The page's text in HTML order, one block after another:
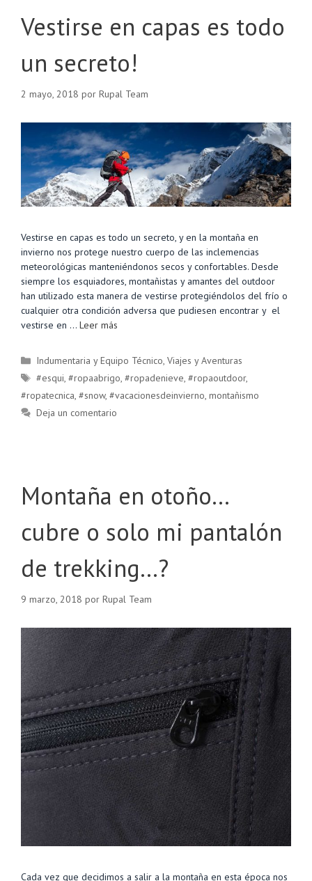
Vestirse en capas es todo
un secreto!
2 mayo, 2018 por Rupal Team
Vestirse en capas es todo un secreto, y en la montaña en
invierno nos protege nuestro cuerpo de las inclemencias
meteorológicas manteniéndonos secos y confortables. Desde
siempre los esquiadores, montañistas y amantes del outdoor
han utilizado esta manera de vestirse protegiéndolos del frío o
cualquier otra condición adversa que pudiesen encontrar y el
vestirse en … Leer más
Categorías
Indumentaria y Equipo Técnico,Viajes y Aventuras
Etiquetas
#esqui,#ropaabrigo,#ropadenieve,#ropaoutdoor,
#ropatecnica, #snow, #vacacionesdeinvierno, montañismo
Deja un comentario
Montaña en otoño…
cubre o solo mi pantalón
de trekking…?
9 marzo, 2018 por Rupal Team
Cada vez que decidimos a salir a la montaña en esta época nos